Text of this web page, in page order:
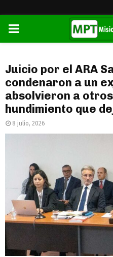
PRIMARY
Juicio por el ARA
condenaron a un
absolvieron a
hundimiento que
8 julio, 2026